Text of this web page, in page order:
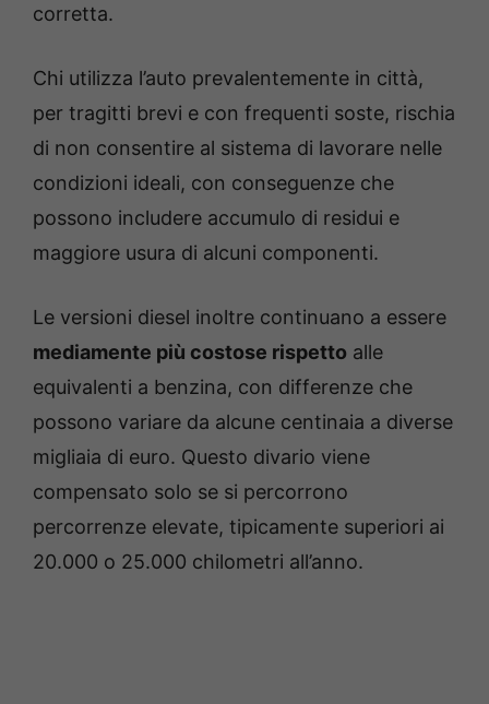
corretta.
Chi utilizza l’auto prevalentemente in città,
per tragitti brevi e con frequenti soste, rischia
di non consentire al sistema di lavorare nelle
condizioni ideali, con conseguenze che
possono includere accumulo di residui e
maggiore usura di alcuni componenti.
Le versioni diesel inoltre continuano a essere
mediamente più costose rispetto alle
equivalenti a benzina, con differenze che
possono variare da alcune centinaia a diverse
migliaia di euro. Questo divario viene
compensato solo se si percorrono
percorrenze elevate, tipicamente superiori ai
20.000 o 25.000 chilometri all’anno.